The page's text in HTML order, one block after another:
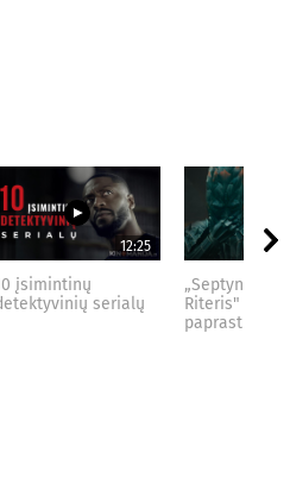
12:25
įsimintinų
serialų
„Septynių
Riteris" – kai
paprastumas